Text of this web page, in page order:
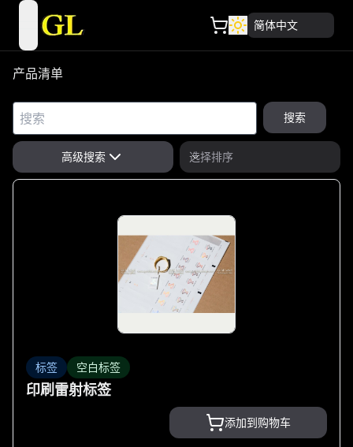
open navigation menu 简体中文
产品清单
搜索
高级搜索 选择排序
标签 空白标签
印刷雷射标签
添加到购物车